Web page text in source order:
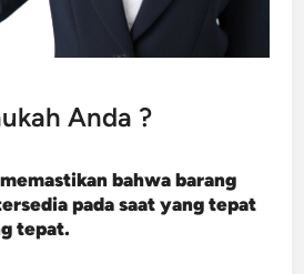
Anda ?
bahwa barang
pada saat yang tepat
tepat.